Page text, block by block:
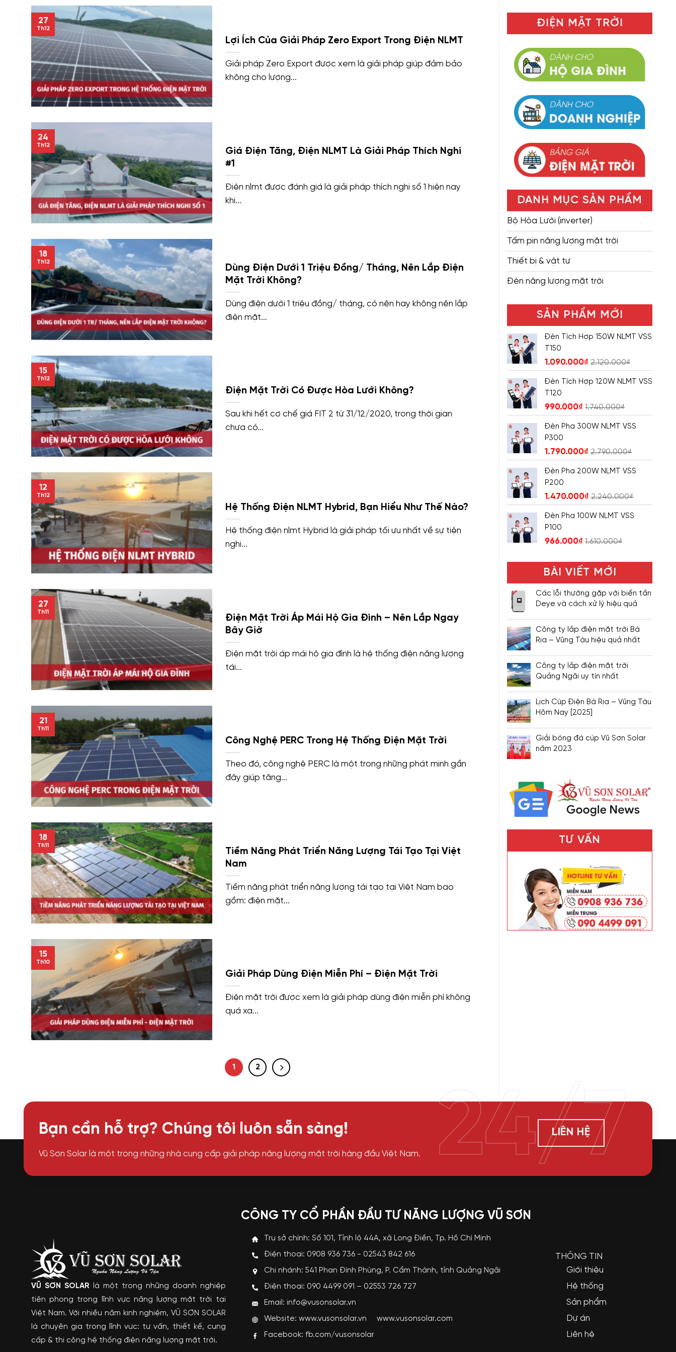
Lợi Ích Của Giải Pháp Zero Export Trong Điện NLMT
Giải pháp Zero Export được xem là giải pháp giúp đảm bảo
không cho lượng...
27
Th12
Giá Điện Tăng, Điện NLMT Là Giải Pháp Thích Nghi
#1
Điện nlmt được đánh giá là giải pháp thích nghi số 1 hiện nay
khi...
24
Th12
Dùng Điện Dưới 1 Triệu Đồng/ Tháng, Nên Lắp Điện
Mặt Trời Không?
Dùng điện dưới 1 triệu đồng/ tháng, có nên hay không nên lắp
điện mặt...
18
Th12
Điện Mặt Trời Có Được Hòa Lưới Không?
Sau khi hết cơ chế giá FIT 2 từ 31/12/2020, trong thời gian
chưa có...
15
Th12
Hệ Thống Điện NLMT Hybrid, Bạn Hiểu Như Thế Nào?
Hệ thống điện nlmt Hybrid là giải pháp tối ưu nhất về sự tiện
nghi...
12
Th12
Điện Mặt Trời Áp Mái Hộ Gia Đình – Nên Lắp Ngay
Bây Giờ
Điện mặt trời áp mái hộ gia đình là hệ thống điện năng lượng
tái...
27
Th11
Công Nghệ PERC Trong Hệ Thống Điện Mặt Trời
Theo đó, công nghệ PERC là một trong những phát minh gần
đây giúp tăng...
21
Th11
Tiềm Năng Phát Triển Năng Lượng Tái Tạo Tại Việt
Nam
Tiềm năng phát triển năng lượng tái tạo tại Việt Nam bao
gồm: điện mặt...
18
Th11
Giải Pháp Dùng Điện Miễn Phí – Điện Mặt Trời
Điện mặt trời được xem là giải pháp dùng điện miễn phí không
quá xa...
15
Th10
1 2
ĐIỆN MẶT TRỜI
DANH MỤC SẢN PHẨM
Bộ Hòa Lưới (inverter)
Tấm pin năng lượng mặt trời
Thiết bị & vật tư
Đèn năng lượng mặt trời
SẢN PHẨM MỚI
Đèn Tích Hợp 150W NLMT VSS
T150
1.090.000₫ 2.120.000₫
Đèn Tích Hợp 120W NLMT VSS
T120
990.000₫ 1.740.000₫
Đèn Pha 300W NLMT VSS
P300
1.790.000₫ 2.790.000₫
Đèn Pha 200W NLMT VSS
P200
1.470.000₫ 2.240.000₫
Đèn Pha 100W NLMT VSS
P100
966.000₫ 1.610.000₫
BÀI VIẾT MỚI
Các lỗi thường gặp với biến tần
Deye và cách xử lý hiệu quả
Công ty lắp điện mặt trời Bà
Rịa – Vũng Tàu hiệu quả nhất
Công ty lắp điện mặt trời
Quảng Ngãi uy tín nhất
Lịch Cúp Điện Bà Rịa – Vũng Tàu
Hôm Nay [2025]
Giải bóng đá cúp Vũ Sơn Solar
năm 2023
TƯ VẤN
Bạn cần hỗ trợ? Chúng tôi luôn sẵn sàng!
Vũ Sơn Solar là một trong những nhà cung cấp giải pháp năng lượng mặt trời hàng đầu Việt Nam.
LIÊN HỆ
24/7
VŨ SƠN SOLAR là một trong những doanh nghiệp
tiên phong trong lĩnh vực năng lượng mặt trời tại
Việt Nam. Với nhiều năm kinh nghiệm, VŨ SƠN SOLAR
là chuyên gia trong lĩnh vực: tư vấn, thiết kế, cung
cấp & thi công hệ thống điện năng lượng mặt trời.
CÔNG TY CỔ PHẦN ĐẦU TƯ NĂNG LƯỢNG VŨ SƠN
Trụ sở chính: Số 101, Tỉnh lộ 44A, xã Long Điền, Tp. Hồ Chí Minh
Điện thoại: 0908 936 736 - 02543 842 616
Chi nhánh: 541 Phan Đình Phùng, P. Cẩm Thành, tỉnh Quảng Ngãi
Điện thoại: 090 4499 091 – 02553 726 727
Email: info@vusonsolar.vn
Website: www.vusonsolar.vn www.vusonsolar.com
Facebook: fb.com/vusonsolar
THÔNG TIN
Giới thiệu
Hệ thống
Sản phẩm
Dự án
Liên hệ